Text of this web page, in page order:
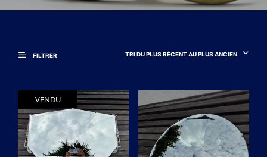
FILTRER TRI DU PLUS RÉCENT AU PLUS ANCIEN
VENDU